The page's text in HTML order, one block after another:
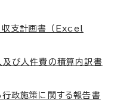
収支計画書 （Excel
及び人件費の積算内訳書
行政施策に関する報告書